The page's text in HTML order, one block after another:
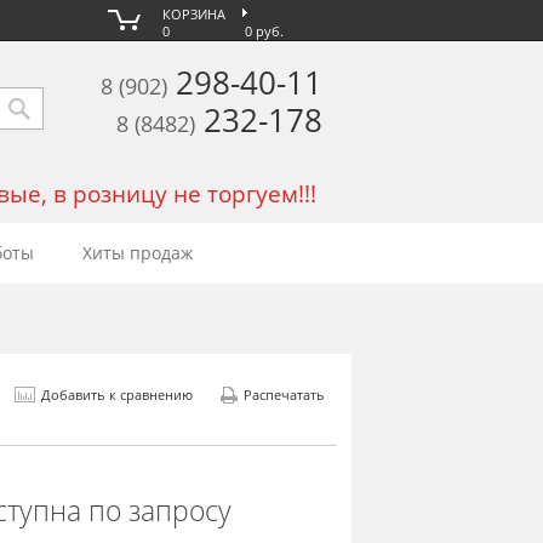
КОРЗИНА
0
0 руб.
8 (902) 298-40-11
8 (8482) 232-178
в розницу не торгуем!!!
Хиты продаж
Добавить к сравнению Распечатать
по запросу